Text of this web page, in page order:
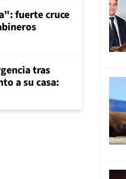
fuerte cruce
tras
a su casa: